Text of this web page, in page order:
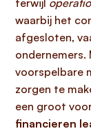
terwijl
waarbij het
afgesloten,
voorspelbare
zorgen te
een groot
financieren